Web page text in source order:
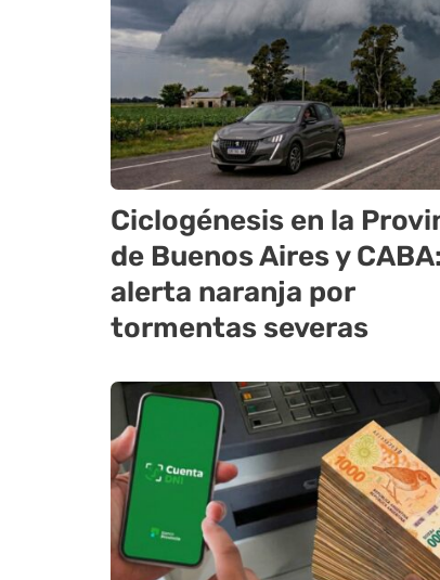
Ciclogénesis en la
de Buenos Aires y CABA:
alerta naranja por
tormentas severas